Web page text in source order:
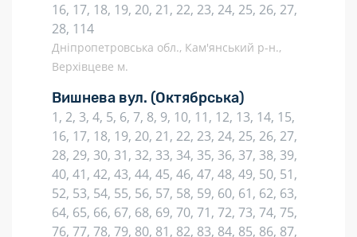
16, 17, 18, 19, 20, 21, 22, 23, 24, 25, 26, 27,
28, 114
Дніпропетровська обл., Кам'янський р-н.,
Верхівцеве м.
Вишнева вул. (Октябрська)
1, 2, 3, 4, 5, 6, 7, 8, 9, 10, 11, 12, 13, 14, 15,
16, 17, 18, 19, 20, 21, 22, 23, 24, 25, 26, 27,
28, 29, 30, 31, 32, 33, 34, 35, 36, 37, 38, 39,
40, 41, 42, 43, 44, 45, 46, 47, 48, 49, 50, 51,
52, 53, 54, 55, 56, 57, 58, 59, 60, 61, 62, 63,
64, 65, 66, 67, 68, 69, 70, 71, 72, 73, 74, 75,
76, 77, 78, 79, 80, 81, 82, 83, 84, 85, 86, 87,